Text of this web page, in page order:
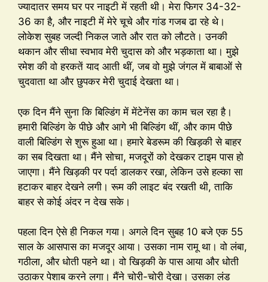
ज्यादातर समय घर पर नाइटी में रहती थी। मेरा फिगर 34-32-
36 का है, और नाइटी में मेरे चूचे और गांड गजब ढा रहे थे।
लोकेश सुबह जल्दी निकल जाते और रात को लौटते। उनकी
थकान और सीधा स्वभाव मेरी चुदास को और भड़काता था। मुझे
रमेश की वो हरकतें याद आती थीं, जब वो मुझे जंगल में बाबाओं से
चुदवाता था और छुपकर मेरी चुदाई देखता था।
एक दिन मैंने सुना कि बिल्डिंग में मेंटेनेंस का काम चल रहा है।
हमारी बिल्डिंग के पीछे और आगे भी बिल्डिंग थीं, और काम पीछे
वाली बिल्डिंग से शुरू हुआ था। हमारे बेडरूम की खिड़की से बाहर
का सब दिखता था। मैंने सोचा, मजदूरों को देखकर टाइम पास हो
जाएगा। मैंने खिड़की पर पर्दा डालकर रखा, लेकिन उसे हल्का सा
हटाकर बाहर देखने लगी। रूम की लाइट बंद रखती थी, ताकि
बाहर से कोई अंदर न देख सके।
पहला दिन ऐसे ही निकल गया। अगले दिन सुबह 10 बजे एक 55
साल के आसपास का मजदूर आया। उसका नाम रामू था। वो लंबा,
गठीला, और धोती पहने था। वो खिड़की के पास आया और धोती
उठाकर पेशाब करने लगा। मैंने चोरी-चोरी देखा। उसका लंड